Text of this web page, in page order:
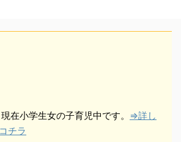
在小学生女の子育児中です。 ⇒詳し
チラ